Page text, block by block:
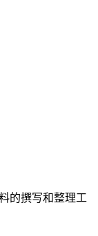
的撰写和整理工